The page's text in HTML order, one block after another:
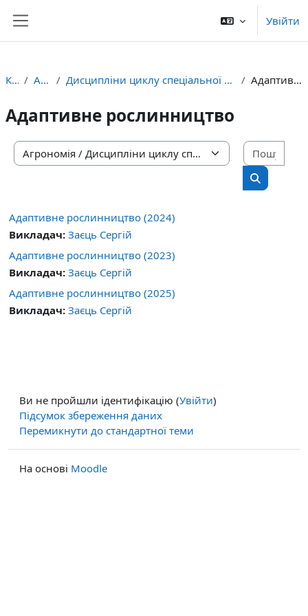
Увійти
Курси Агрономія Дисципліни циклу спеціальної (професійної) підготовки за вибором здобувача Адаптивне рослинництво
Адаптивне рослинництво
Категорії курсів
Пошук
Адаптивне рослинництво (2024)
Викладач: Заєць Сергій
Адаптивне рослинництво (2023)
Викладач: Заєць Сергій
Адаптивне рослинництво (2025)
Викладач: Заєць Сергій
Ви не пройшли ідентифікацію (Увійти)
Підсумок збереження даних
Перемикнути до стандартної теми
На основі Moodle